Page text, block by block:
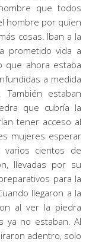
que todos
hombre por quien
cosas. Iban a la
prometido vida a
que ahora estaba
a medida
estaban
que cubría la
tener acceso al
mujeres esperar
cientos de
llevadas por su
para la
llegaron a la
al ver la piedra
ya no estaban. Al
adentro, solo